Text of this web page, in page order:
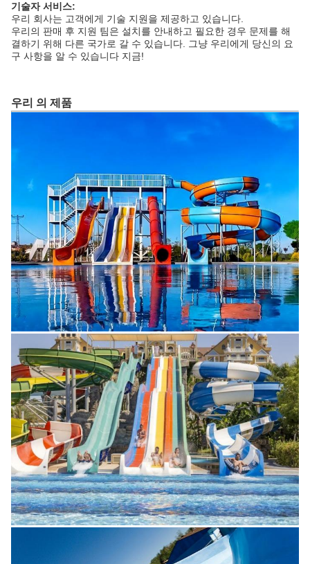
기술자 서비스:
우리 회사는 고객에게 기술 지원을 제공하고 있습니다.
우리의 판매 후 지원 팀은 설치를 안내하고 필요한 경우 문제를 해
결하기 위해 다른 국가로 갈 수 있습니다. 그냥 우리에게 당신의 요
구 사항을 알 수 있습니다 지금!
우리 의 제품